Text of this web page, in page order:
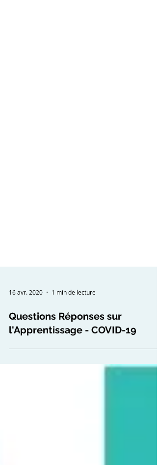
16 avr. 2020 1 min de lecture
Questions Réponses sur
l'Apprentissage - COVID-19